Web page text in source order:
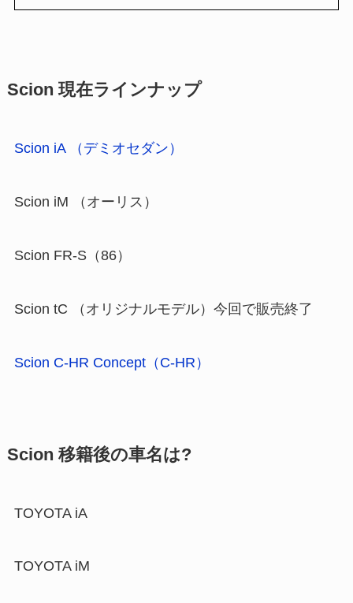
Scion 現在ラインナップ
Scion iA （デミオセダン）
Scion iM （オーリス）
Scion FR-S（86）
Scion tC （オリジナルモデル）今回で販売終了
Scion C-HR Concept（C-HR）
Scion 移籍後の車名は?
TOYOTA iA
TOYOTA iM